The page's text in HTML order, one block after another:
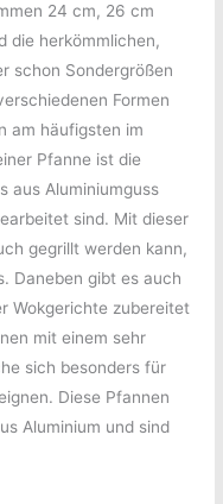
24 cm, 26 cm
die herkömmlichen,
schon Sondergrößen
Formen
am häufigsten im
Pfanne ist die
aus Aluminiumguss
sind. Mit dieser
gegrillt werden kann,
Daneben gibt es auch
Wokgerichte zubereitet
mit einem sehr
sich besonders für
Diese Pfannen
Aluminium und sind